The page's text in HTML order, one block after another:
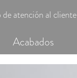
de atención al cliente
Acabados